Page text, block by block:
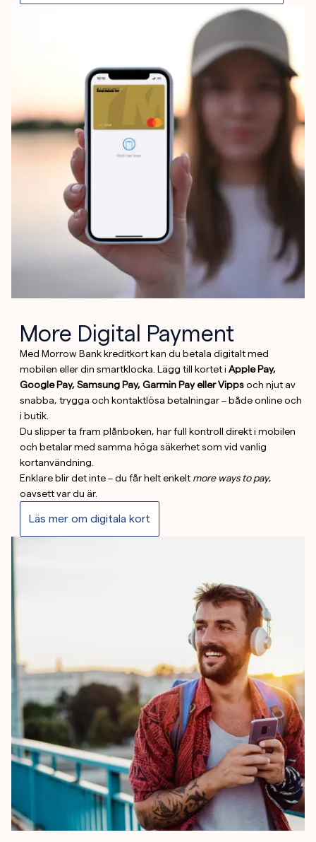
More Digital Payment
Med Morrow Bank kreditkort kan du betala digitalt med
mobilen eller din smartklocka. Lägg till kortet i Apple Pay,
Google Pay, Samsung Pay, Garmin Pay eller Vippsoch njut av
snabba, trygga och kontaktlösa betalningar – både online och
i butik.
Du slipper ta fram plånboken, har full kontroll direkt i mobilen
och betalar med samma höga säkerhet som vid vanlig
kortanvändning.
Enklare blir det inte – du får helt enkelt more ways to pay,
oavsett var du är.
Läs mer om digitala kort